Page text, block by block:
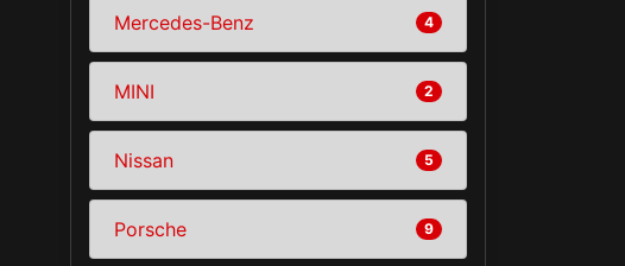
Mercedes-Benz 4
MINI 2
Nissan 5
Porsche 9